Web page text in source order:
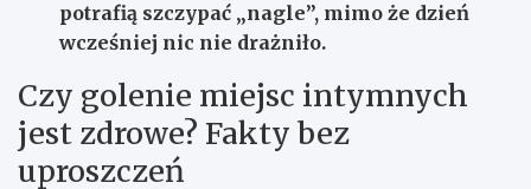
potrafią szczypać „nagle”, mimo że dzień
wcześniej nic nie drażniło.
Czy golenie miejsc intymnych
jest zdrowe? Fakty bez
uproszczeń